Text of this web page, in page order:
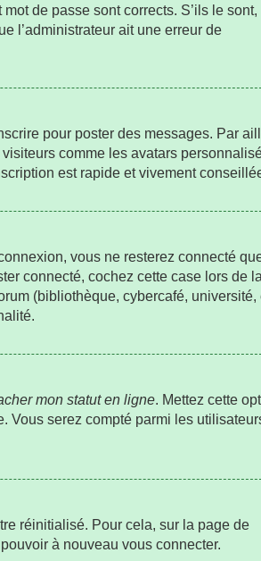
de passe sont corrects. S’ils le sont,
l’administrateur ait une erreur de
pour poster des messages. Par
comme les avatars
est rapide et vivement
vous ne resterez connecté
connecté, cochez cette case lors de la
(bibliothèque, cybercafé, université,
mon statut en ligne. Mettez cette
Vous serez compté parmi les
réinitialisé. Pour cela, sur la page de
à nouveau vous connecter.